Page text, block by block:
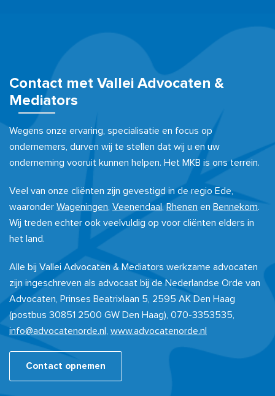
Contact met Vallei Advocaten &
Mediators
Wegens onze ervaring, specialisatie en focus op
ondernemers, durven wij te stellen dat wij u en uw
onderneming vooruit kunnen helpen. Het MKB is ons terrein.
Veel van onze cliënten zijn gevestigd in de regio Ede,
waaronder Wageningen Veenendaal, Rhenen en Bennekom.
Wij treden echter ook veelvuldig op voor cliënten elders in
het land.
Alle bij Vallei Advocaten & Mediators werkzame advocaten
zijn ingeschreven als advocaat bij de Nederlandse Orde van
Advocaten, Prinses Beatrixlaan 5, 2595 AK Den Haag
(postbus 30851 2500 GW Den Haag), 070-3353535,
info@advocatenorde.nl
www.advocatenorde.nl
Contact opnemen